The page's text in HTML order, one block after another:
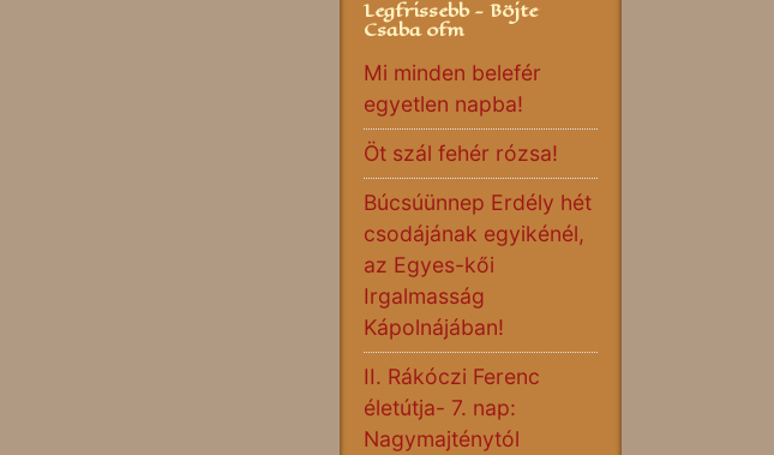
Legfrissebb - Böjte
Csaba ofm
Mi minden belefér
egyetlen napba!
Öt szál fehér rózsa!
Búcsúünnep Erdély hét
csodájának egyikénél,
az Egyes-kői
Irgalmasság
Kápolnájában!
II. Rákóczi Ferenc
életútja- 7. nap:
Nagymajténytól